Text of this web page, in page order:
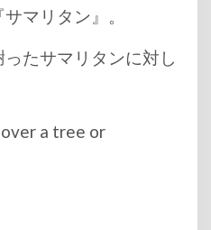
マリタン』。
たサマリタンに対し
a tree or